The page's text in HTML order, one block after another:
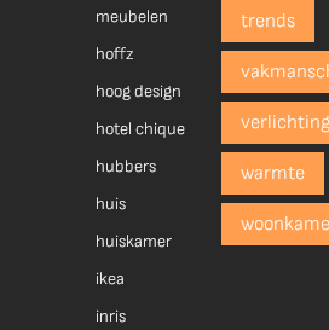
meubelen
hoffz
hoog design
hotel chique
hubbers
huis
huiskamer
ikea
inris
trends
warmte